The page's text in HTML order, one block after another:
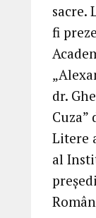
sacre.
fi
dr.
Litere
al